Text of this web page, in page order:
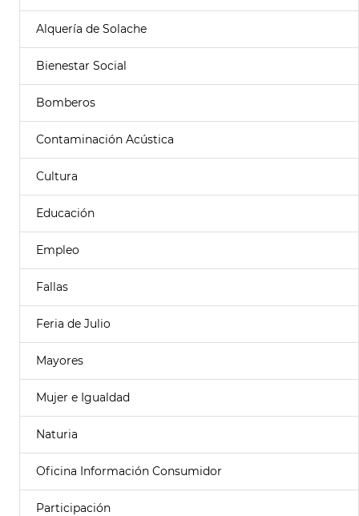
Alquería de Solache
Bienestar Social
Bomberos
Contaminación Acústica
Cultura
Educación
Empleo
Fallas
Feria de Julio
Mayores
Mujer e Igualdad
Naturia
Oficina Información Consumidor
Participación